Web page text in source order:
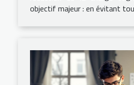
objectif majeur : en évitant